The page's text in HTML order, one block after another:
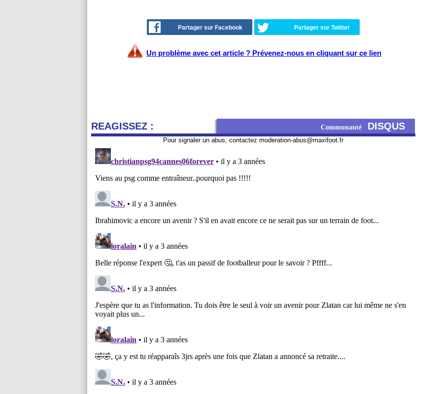
Partager sur Facebook Partager sur Twitter
Un problème avec cet article ? Prévenez-nous en cliquant sur ce lien
REAGISSEZ : Communauté DISQUS
Pour signaler un abus, contactez moderation-abus@maxifoot.fr